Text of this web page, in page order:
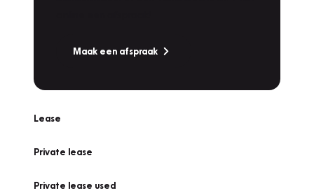
Maak een afspraak
Lease
Private lease
Private lease used